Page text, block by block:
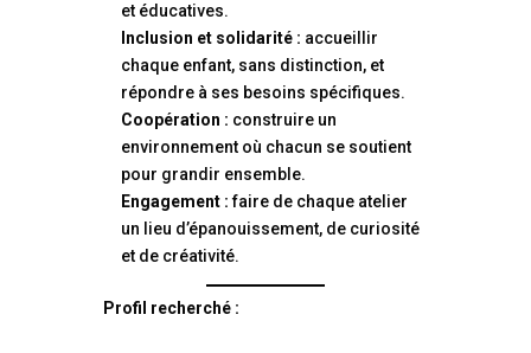
et éducatives.
Inclusion et solidarité : accueillir
chaque enfant, sans distinction, et
répondre à ses besoins spécifiques.
Coopération : construire un
environnement où chacun se soutient
pour grandir ensemble.
Engagement :faire de chaque atelier
un lieu d’épanouissement, de curiosité
et de créativité.
Profil recherché :